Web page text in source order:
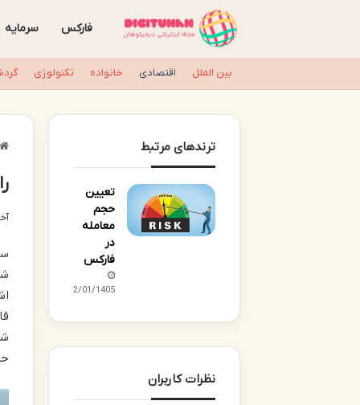
فارکس سرمایه
بین الملل اقتصادی خانواده تکنولوژی
ترندهای مرتبط
تعیین
حجم
معامله
در
فارکس
02/01/1405
نظرات کاربران